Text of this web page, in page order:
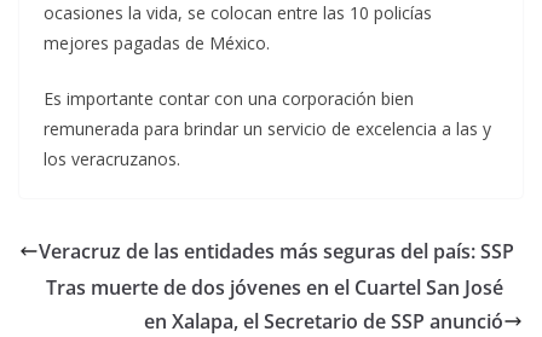
ocasiones la vida, se colocan entre las 10 policías
mejores pagadas de México.
Es importante contar con una corporación bien
remunerada para brindar un servicio de excelencia a las y
los veracruzanos.
Veracruz de las entidades más seguras del país: SSP
Tras muerte de dos jóvenes en el Cuartel San José
en Xalapa, el Secretario de SSP anunció